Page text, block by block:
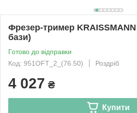
Фрезер-тример KRAISSMANN
бази)
Готово до відправки
Код: 951OFT_2_(76.50)
Роздріб
4 027 ₴
Купити